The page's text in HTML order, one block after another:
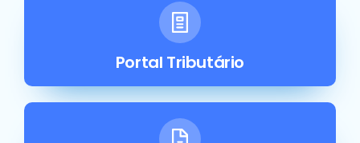
Portal Tributário